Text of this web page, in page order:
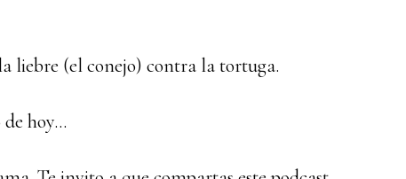
liebre (el conejo) contra la tortuga.
de hoy…